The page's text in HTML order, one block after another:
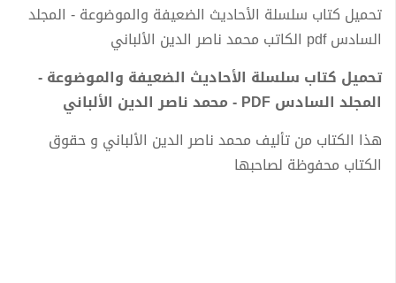
تحميل كتاب سلسلة الأحاديث الضعيفة والموضوعة - المجلد
السادس pdf الكاتب محمد ناصر الدين الألباني
تحميل كتاب سلسلة الأحاديث الضعيفة والموضوعة -
المجلد السادس PDF - محمد ناصر الدين الألباني
هذا الكتاب من تأليف محمد ناصر الدين الألباني و حقوق
الكتاب محفوظة لصاحبها